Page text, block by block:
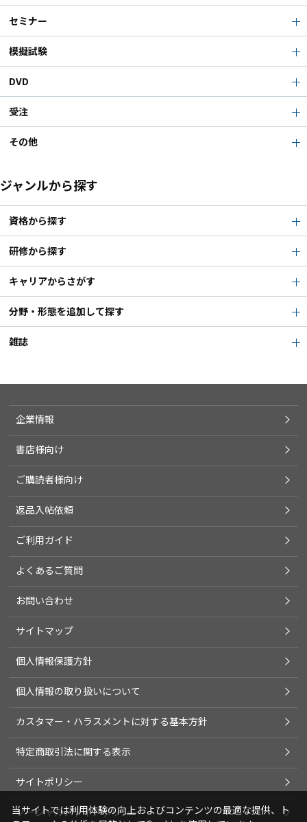
セミナー
模擬試験
DVD
受注
その他
ジャンルから探す
資格から探す
研修から探す
キャリアからさがす
分野・形態を追加して探す
雑誌
企業情報
書店様向け
ご購読者様向け
返品入帖依頼
ご利用ガイド
よくあるご質問
お問い合わせ
サイトマップ
個人情報保護方針
個人情報の取り扱いについて
カスタマー・ハラスメントに対する基本方針
特定商取引法に関する表示
サイトポリシー
ソーシャルメディアポリシー
当サイトでは利用体験の向上およびコンテンツの最適な提供、ト